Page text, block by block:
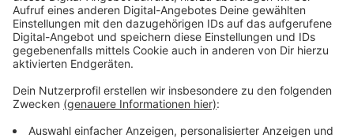
Anzeige
Bei Interesse an einem Ehrenamt, der Ehrenamtskarte
oder daran, als Partner zu unterstützen, kann man sich
an ehrenamt@mettmann.de oder Telefon 02104 –
980 122 wenden.